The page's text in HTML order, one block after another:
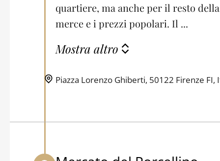
quartiere, ma anche per il resto
merce e i prezzi popolari. Il ...
Mostra altro
Piazza Lorenzo Ghiberti, 50122 Firenze FI,